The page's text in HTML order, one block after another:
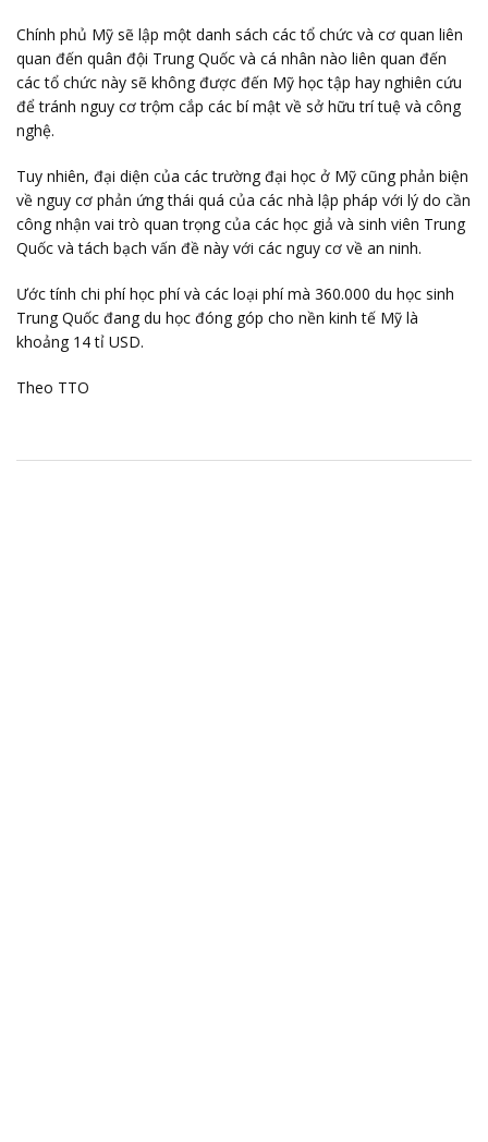
Chính phủ Mỹ sẽ lập một danh sách các tổ chức và cơ quan liên
quan đến quân đội Trung Quốc và cá nhân nào liên quan đến
các tổ chức này sẽ không được đến Mỹ học tập hay nghiên cứu
để tránh nguy cơ trộm cắp các bí mật về sở hữu trí tuệ và công
nghệ.
Tuy nhiên, đại diện của các trường đại học ở Mỹ cũng phản biện
về nguy cơ phản ứng thái quá của các nhà lập pháp với lý do cần
công nhận vai trò quan trọng của các học giả và sinh viên Trung
Quốc và tách bạch vấn đề này với các nguy cơ về an ninh.
Ước tính chi phí học phí và các loại phí mà 360.000 du học sinh
Trung Quốc đang du học đóng góp cho nền kinh tế Mỹ là
khoảng 14 tỉ USD.
Theo TTO